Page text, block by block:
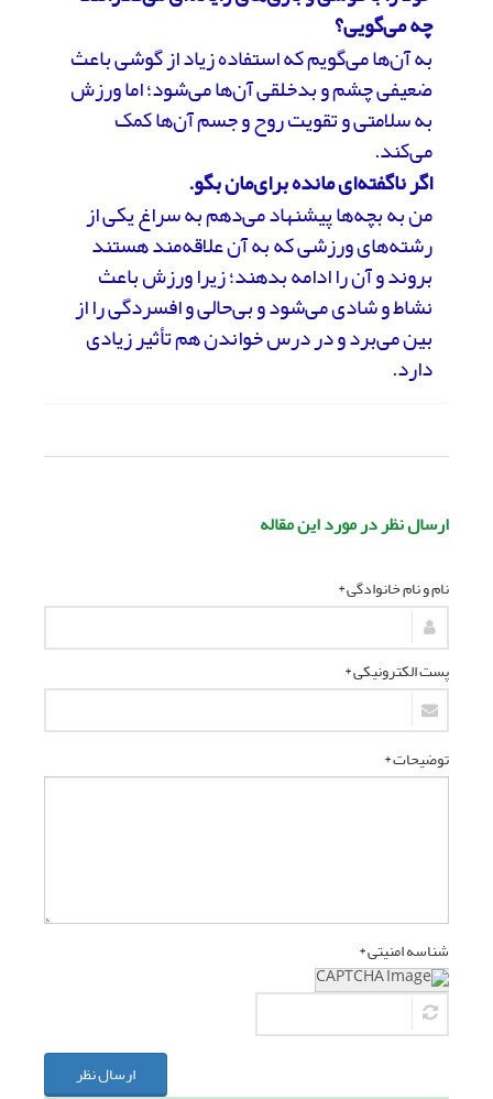
چه می‌گویی؟
به آن‌ها می‌گویم که استفاده زیاد از گوشی باعث
ضعیفی چشم و بدخلقی آن‌ها می‌شود؛ اما ورزش
به سلامتی و تقویت روح و جسم آن‌ها کمک
می‌کند.
اگر ناگفته‌ای مانده برای‌مان بگو.
من به بچه‌ها پیشنهاد می‌دهم به سراغ یکی از
رشته‌های ورزشی که به آن علاقه‌مند هستند
بروند و آن را ادامه بدهند؛ زیرا ورزش باعث
نشاط و شادی می‌شود و بی‌حالی و افسردگی را از
بین می‌برد و در درس خواندن هم تأثیر زیادی
دارد.
ارسال نظر در مورد این مقاله
نام و نام خانوادگی *
پست الکترونیکی *
توضیحات *
شناسه امنیتی *
ارسال نظر